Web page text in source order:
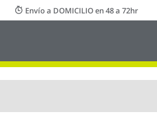
Envío a DOMICILIO en 48 a 72hr